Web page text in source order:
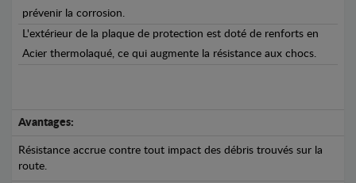
prévenir la corrosion.
L'extérieur de la plaque de protection est doté de renforts en
Acier thermolaqué, ce qui augmente la résistance aux chocs.
Avantages:
Résistance accrue contre tout impact des débris trouvés sur la
route.